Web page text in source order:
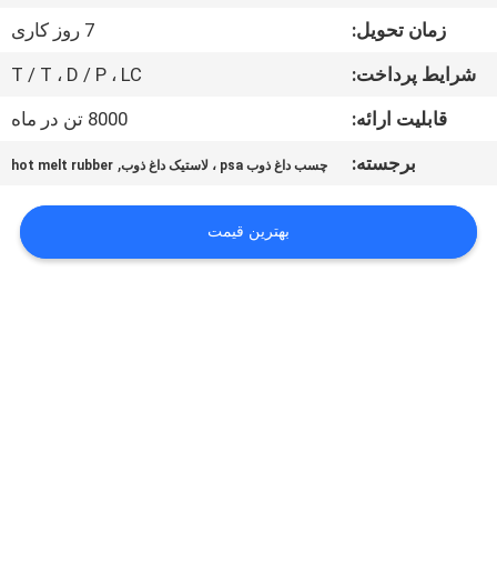
تماس
بگیرید
اخبار
پرونده
زمان تحویل:
7 روز کاری
شرایط پرداخت:
T / T ، D / P ، LC
قابلیت ارائه:
8000 تن در ماه
برجسته:
چسب داغ ذوب psa ، لاستیک داغ ذوب ,
hot melt rubber
بهترین قیمت